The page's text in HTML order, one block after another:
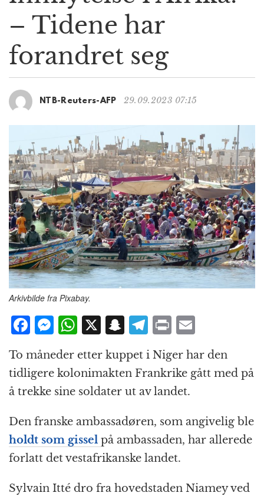
a
t
o
n
– Tidene har
forandret seg
NTB-Reuters-AFP 29.09.2023 07:15
Arkivbilde fra Pixabay.
F
a
c
e
b
o
o
k
M
e
ss
e
n
g
e
r
W
at
s
A
p
p
X S
a
p
c
h
at
T
el
e
g
r
a
m
P
ri
n
t
m
ai
l
To måneder etter kuppet i Niger har den
tidligere kolonimakten Frankrike gått med på
å trekke sine soldater ut av landet.
Den franske ambassadøren, som angivelig ble
holdt som gissel på ambassaden, har allerede
forlatt det vestafrikanske landet.
Sylvain Itté dro fra hovedstaden Niamey ved